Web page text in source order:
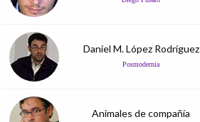
Daniel M. López Rodríguez
Posmodernia
Animales de compañía